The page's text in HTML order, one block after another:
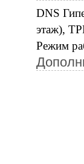
DNS
этаж),
Режим